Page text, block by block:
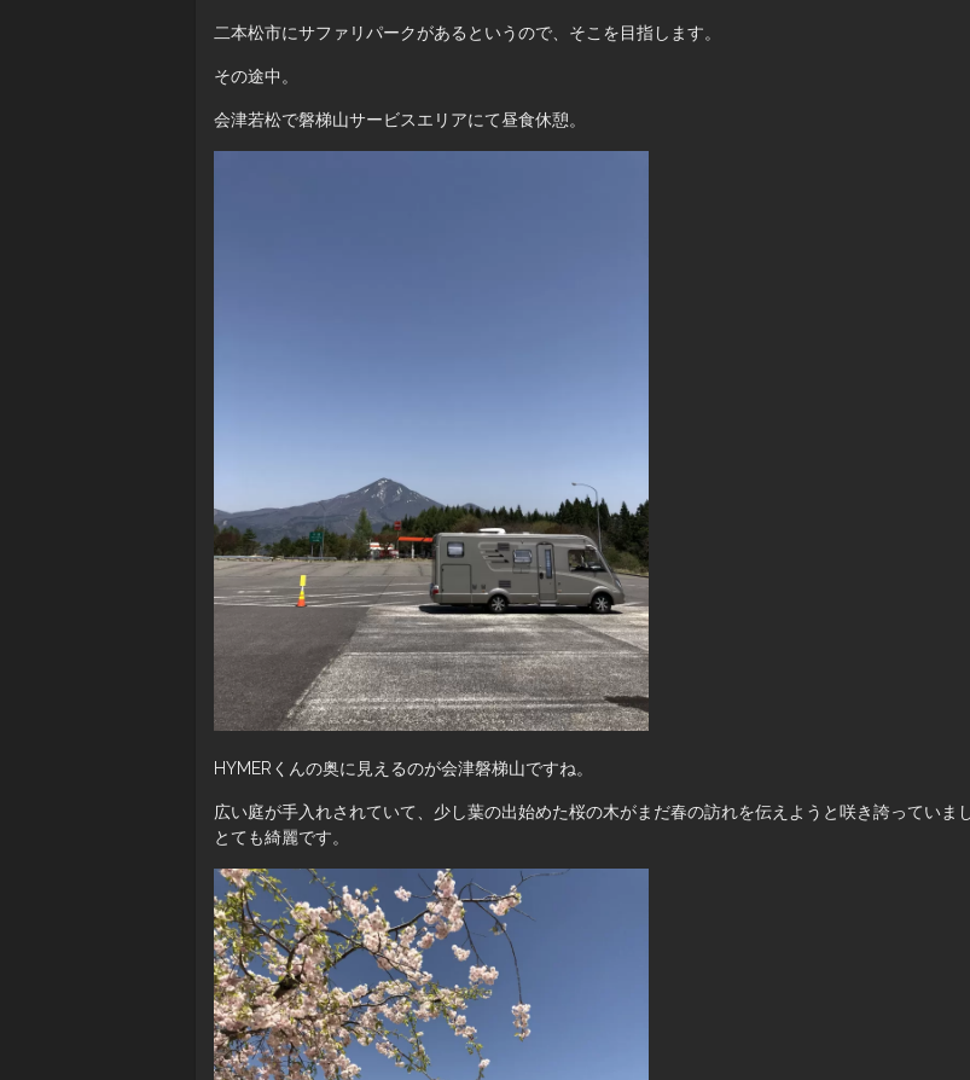
二本松市にサファリパークがあるというので、そこを目指します。
その途中。
会津若松で磐梯山サービスエリアにて昼食休憩。
HYMERくんの奥に見えるのが会津磐梯山ですね。
広い庭が手入れされていて、少し葉の出始めた桜の木がまだ春の訪れを伝えようと咲き誇っていまし
とても綺麗です。